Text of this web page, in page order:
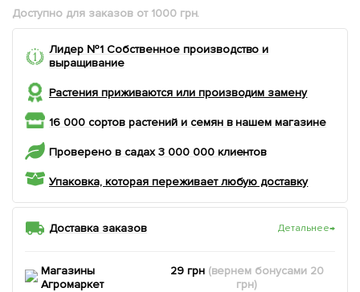
Доступно для заказов от 1000 грн.
Лидер №1 Собственное производство и
выращивание
Растения приживаются или производим замену
16 000 сортов растений и семян в нашем магазине
Проверено в садах 3 000 000 клиентов
Упаковка, которая переживает любую доставку
Доставка заказов Детальнее→
Магазины
Агромаркет
29 грн (вернем бонусами 20
грн)